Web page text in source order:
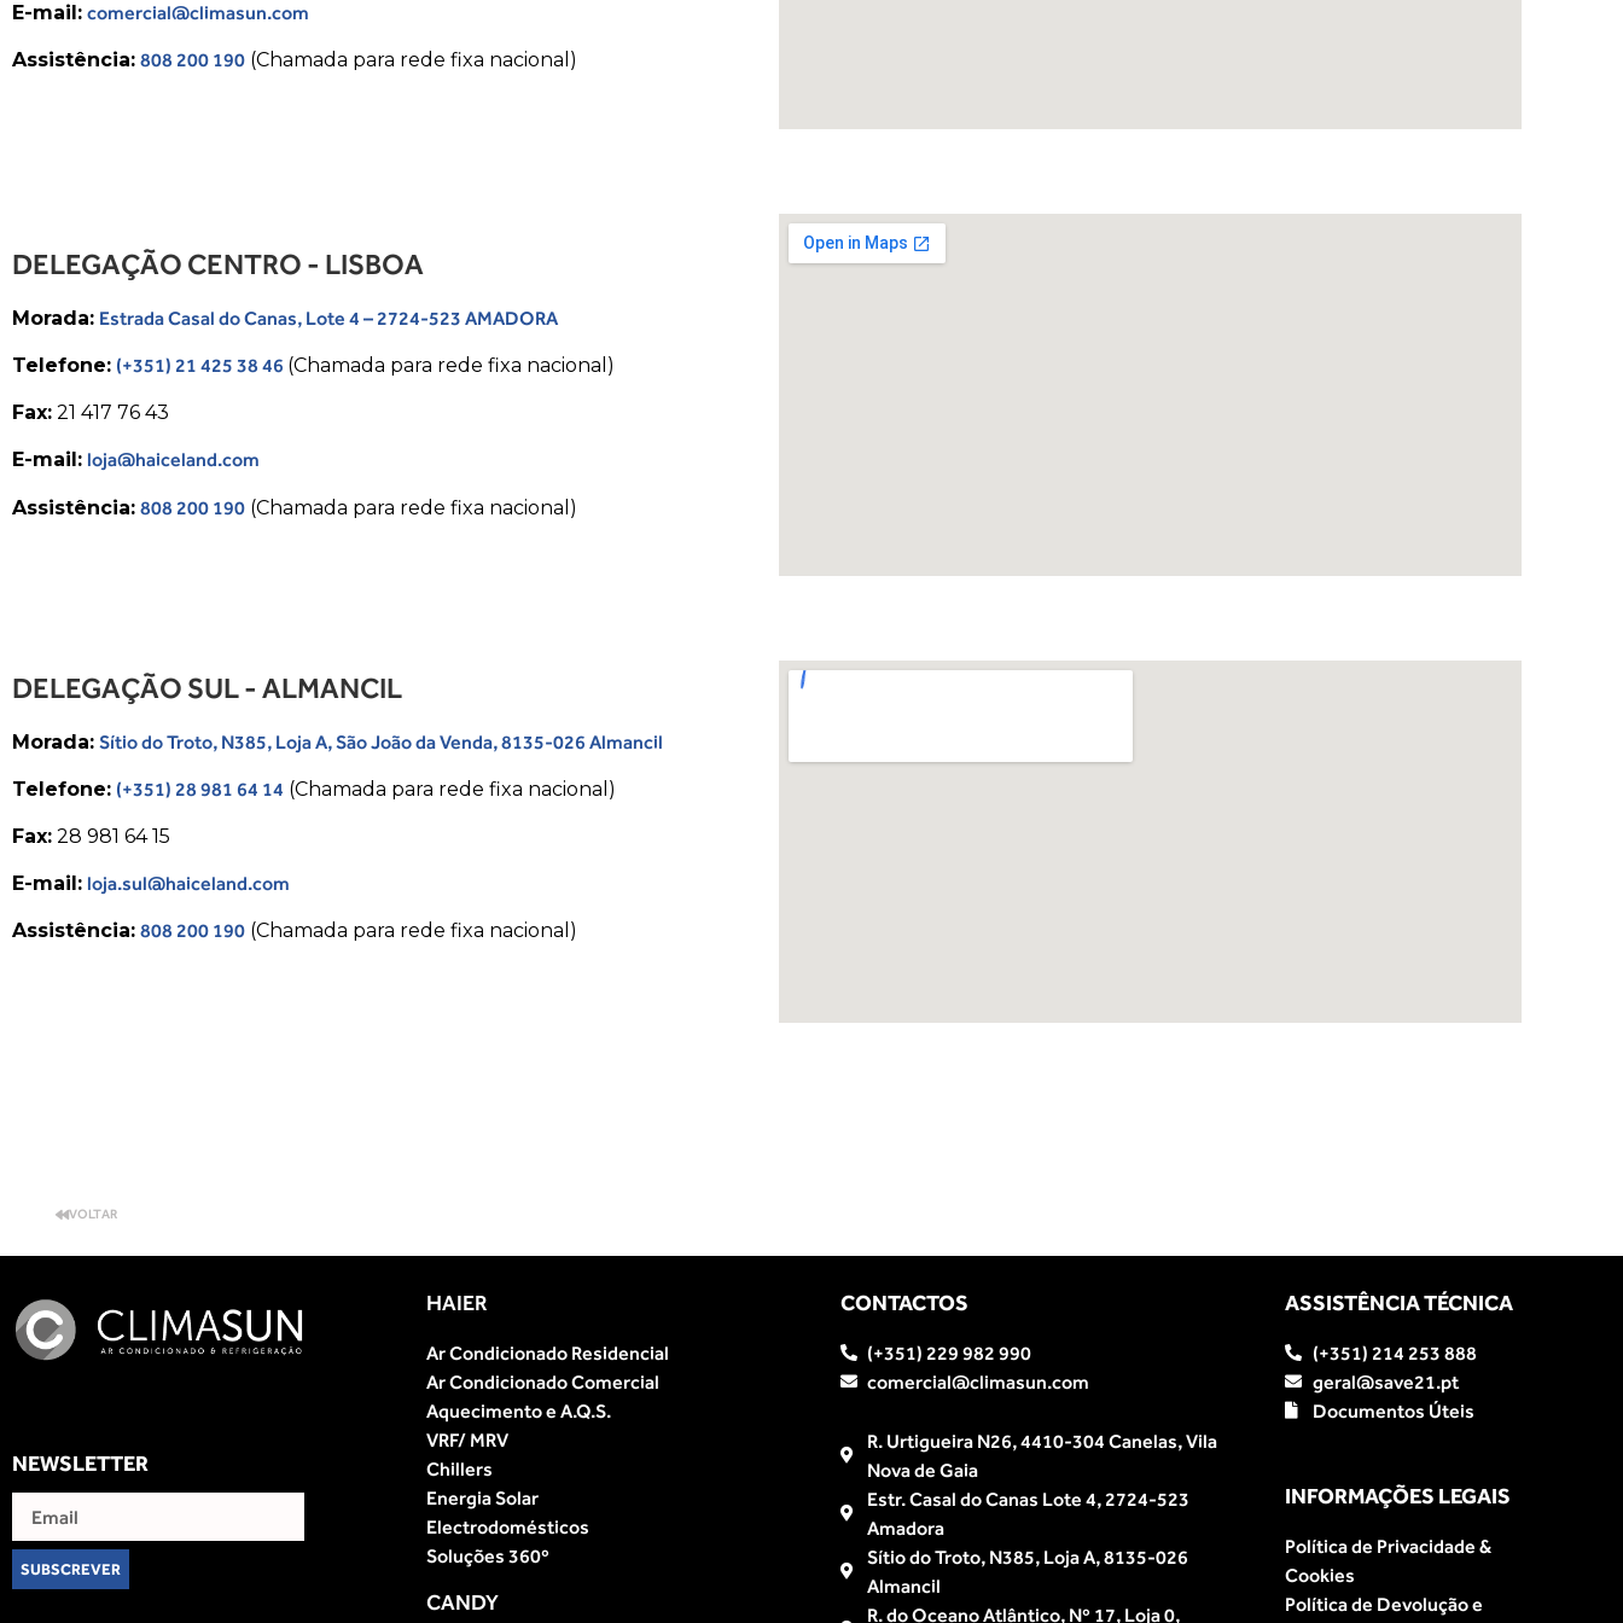
E-mail: comercial@climasun.com
Assistência: 808 200 190 (Chamada para rede fixa nacional)
DELEGAÇÃO CENTRO - LISBOA
Morada: Estrada Casal do Canas, Lote 4 – 2724-523 AMADORA
Telefone: (+351) 21 425 38 46 (Chamada para rede fixa nacional)
Fax: 21 417 76 43
E-mail: loja@haiceland.com
Assistência: 808 200 190 (Chamada para rede fixa nacional)
DELEGAÇÃO SUL - ALMANCIL
Morada: Sítio do Troto, N385, Loja A, São João da Venda, 8135-026 Almancil
Telefone: (+351) 28 981 64 14 (Chamada para rede fixa nacional)
Fax: 28 981 64 15
E-mail: loja.sul@haiceland.com
Assistência: 808 200 190 (Chamada para rede fixa nacional)
VOLTAR
NEWSLETTER
SUBSCREVER
HAIER
Ar Condicionado Residencial
Ar Condicionado Comercial
Aquecimento e A.Q.S.
VRF/ MRV
Chillers
Energia Solar
Electrodomésticos
Soluções 360º
CANDY
CONTACTOS
(+351) 229 982 990
comercial@climasun.com
R. Urtigueira N26, 4410-304 Canelas, Vila
Nova de Gaia
Estr. Casal do Canas Lote 4, 2724-523
Amadora
Sítio do Troto, N385, Loja A, 8135-026
Almancil
R. do Oceano Atlântico, Nº 17, Loja 0,
ASSISTÊNCIA TÉCNICA
(+351) 214 253 888
geral@save21.pt
Documentos Úteis
INFORMAÇÕES LEGAIS
Política de Privacidade &
Cookies
Política de Devolução e